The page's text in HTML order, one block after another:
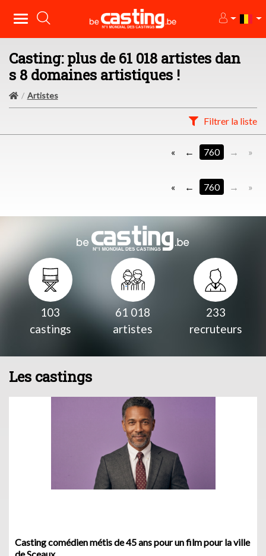
Casting: plus de 61 018 artistes dan
s 8 domaines artistiques !
Artistes
Filtrer la liste
« 760 »
« 760 »
103
castings
61 018
artistes
233
recruteurs
Les castings
Casting comédien métis de 45 ans pour un film pour la ville